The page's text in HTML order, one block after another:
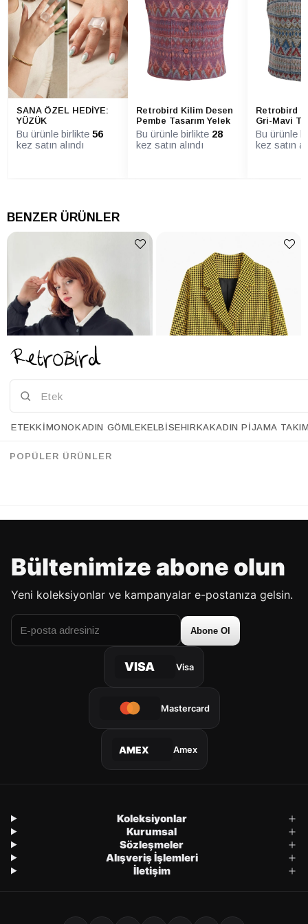
SANA ÖZEL HEDİYE:
YÜZÜK
Bu ürünle birlikte 56
kez satın alındı
Retrobird Kilim Desen
Pembe Tasarım Yelek
Bu ürünle birlikte 28
kez satın alındı
Retrobird
Gri-Mavi
Bu ürünle
kez satın
BENZER ÜRÜNLER
73.90 USD
105.90 USD
Bültenimize abone olun
Yeni koleksiyonlar ve kampanyalar e-postanıza gelsin.
Abone Ol
VISA Visa
Mastercard
AMEX Amex
Koleksiyonlar
Kurumsal
Sözleşmeler
Alışveriş İşlemleri
İletişim
ETEKKIMONOKADIN GÖMLEKELBISEHIRKAKADIN PIJAMA
POPÜLER ÜRÜNLER